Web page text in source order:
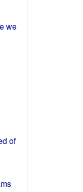
we
of